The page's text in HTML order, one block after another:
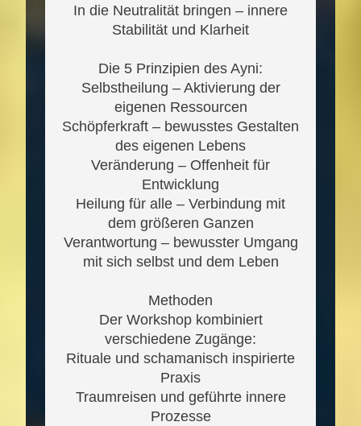
In die Neutralität bringen – innere
Stabilität und Klarheit
Die 5 Prinzipien des Ayni:
Selbstheilung – Aktivierung der
eigenen Ressourcen
Schöpferkraft – bewusstes Gestalten
des eigenen Lebens
Veränderung – Offenheit für
Entwicklung
Heilung für alle – Verbindung mit
dem größeren Ganzen
Verantwortung – bewusster Umgang
mit sich selbst und dem Leben
Methoden
Der Workshop kombiniert
verschiedene Zugänge:
Rituale und schamanisch inspirierte
Praxis
Traumreisen und geführte innere
Prozesse